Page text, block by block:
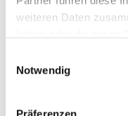
weiteren Daten
Notwendig
© 2012
intellectual property. No
distributed, modified,